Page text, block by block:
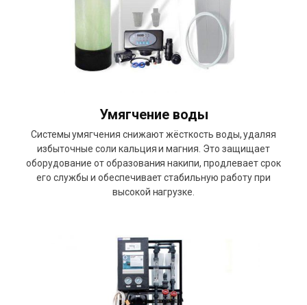
Умягчение воды
Системы умягчения снижают жёсткость воды, удаляя
избыточные соли кальция и магния. Это защищает
оборудование от образования накипи, продлевает срок
его службы и обеспечивает стабильную работу при
высокой нагрузке.